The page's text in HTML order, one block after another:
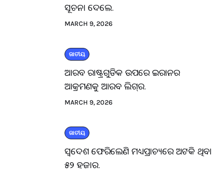
ସୂଚନା ଦେଲେ.
MARCH 9, 2026
ଜାତୀୟ
ଆରବ ରାଷ୍ଟ୍ରଗୁଡିକ ଉପରେ ଇରାନର
ଆକ୍ରମଣକୁ ଆରବ ଲିଗ୍‌ର.
MARCH 9, 2026
ଜାତୀୟ
ସ୍ବଦେଶ ଫେରିଲେଣି ମଧ୍ୟପ୍ରାଚ୍ୟରେ ଅଟକି ଥିବା
୫୨ ହଜାର.